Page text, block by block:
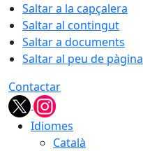
Saltar a la capçalera
Saltar al contingut
Saltar a documents
Saltar al peu de pàgina
Contactar
Idiomes
Català